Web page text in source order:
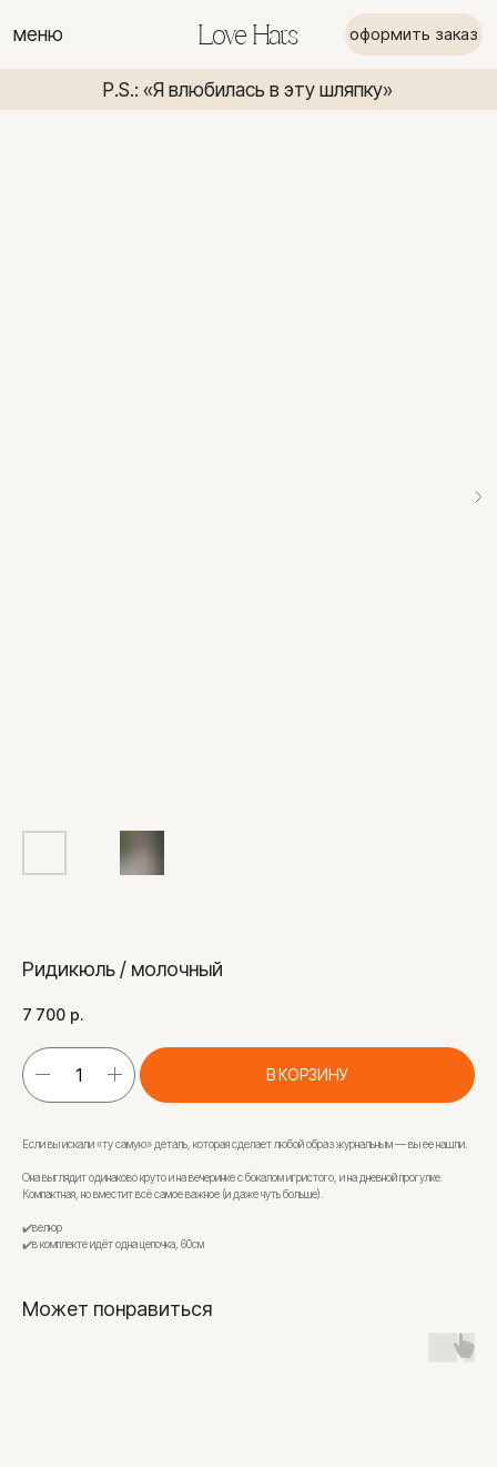
Love Hats
меню оформить заказ
P.S.: «Я влюбилась в эту шляпку» P.S.: «Я
Ридикюль / молочный
7 700 р.
В КОРЗИНУ
Если вы искали «ту самую» деталь, которая сделает любой образ журнальным — вы ее нашли.
Она выглядит одинаково круто и на вечеринке с бокалом игристого, и на дневной прогулке.
Компактная, но вместит всё самое важное (и даже чуть больше).
✔️велюр
✔️в комплекте идёт одна цепочка, 60см
Может понравиться